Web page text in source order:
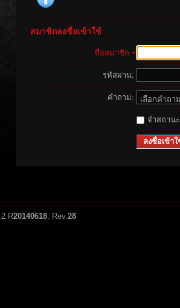
สมาชิกลงชื่อเข้าใช้
ชื่อสมาชิก
รหัสผ่าน:
คำถาม:
จำสถาน
ลงชื่อเข้าใ
R20140618, Rev.28